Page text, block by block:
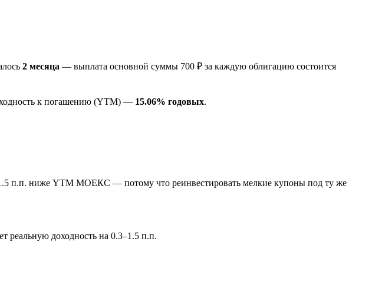
2 месяца — выплата основной суммы 700 ₽ за каждую облигацию состоится
к погашению (YTM) — 15.06% годовых.
п.п. ниже YTM МОЕКС — потому что реинвестировать мелкие купоны под ту же
реальную доходность на 0.3–1.5 п.п.